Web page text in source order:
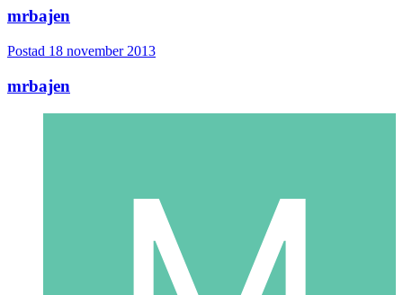
mrbajen
Postad 18 november 2013
mrbajen